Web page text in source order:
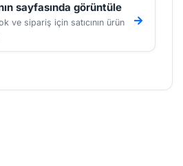
sayfasında görüntüle
ve sipariş için satıcının ürün